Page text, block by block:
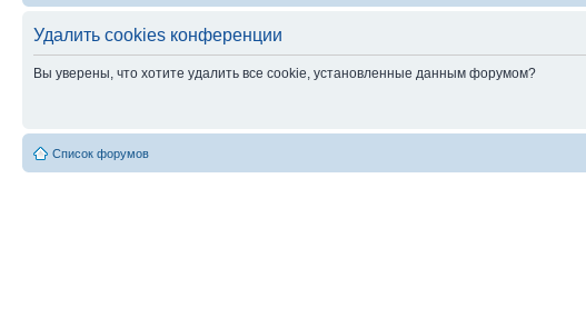
Удалить cookies конференции
Вы уверены, что хотите удалить все cookie, установленные данным форумом?
Список форумов